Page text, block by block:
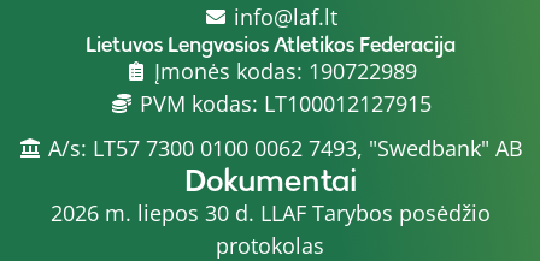
info@laf.lt
Lietuvos Lengvosios Atletikos Federacija
Įmonės kodas: 190722989
PVM kodas: LT100012127915
A/s: LT57 7300 0100 0062 7493, "Swedbank" AB
Dokumentai
2026 m. liepos 30 d. LLAF Tarybos posėdžio
protokolas